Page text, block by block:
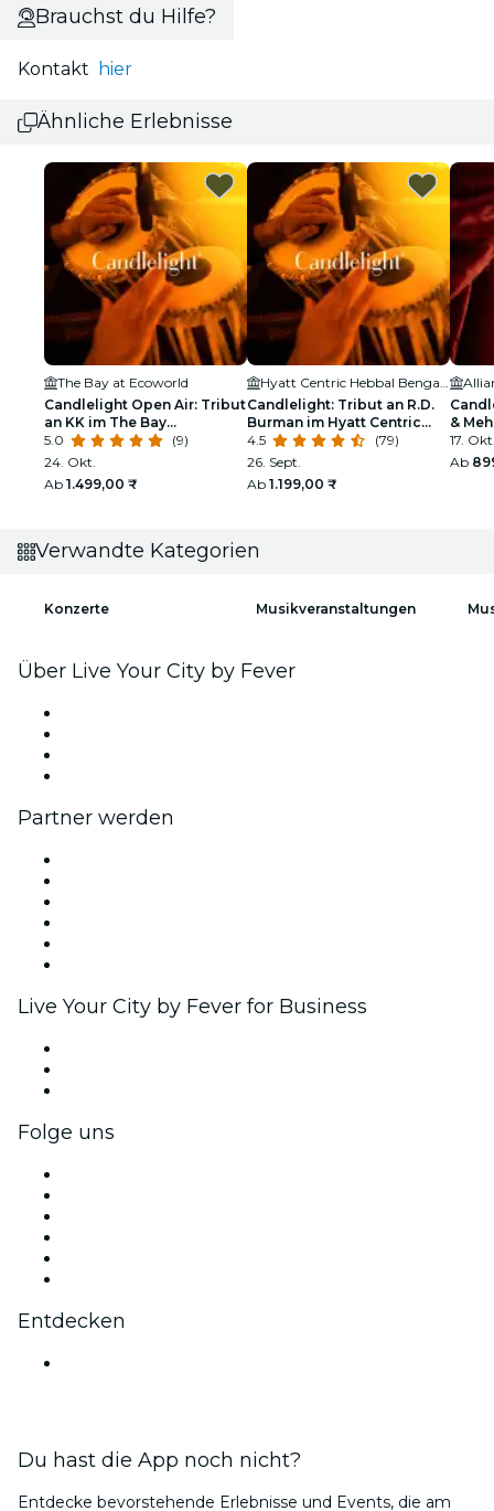
Brauchst du Hilfe?
Kontakt hier
Ähnliche Erlebnisse
The Bay at Ecoworld
Candlelight Open Air: Tribut
an KK im The Bay
Amphitheatre
5.0
(9)
24. Okt.
Ab 1.499,00 ₹
Hyatt Centric Hebbal Bengaluru
Candlelight: Tribut an R.D.
Burman im Hyatt Centric
Hebbal
4.5
(79)
26. Sept.
Ab 1.199,00 ₹
&
17.
Ab
Verwandte Kategorien
Konzerte Musikveranstaltungen
Über Live Your City by Fever
Partner werden
Live Your City by Fever for Business
Folge uns
Entdecken
Du hast die App noch nicht?
Entdecke bevorstehende Erlebnisse und Events, die am